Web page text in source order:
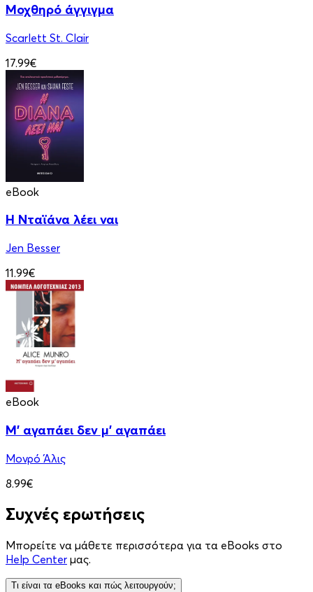
Μοχθηρό άγγιγμα
Scarlett St. Clair
17.99€
eBook
Η Νταϊάνα λέει ναι
Jen Besser
11.99€
eBook
Μ' αγαπάει δεν μ' αγαπάει
Μονρό Άλις
8.99€
Συχνές ερωτήσεις
Μπορείτε να μάθετε περισσότερα για τα eBooks στο
Help Center μας.
Τι είναι τα eBooks και πώς λειτουργούν;